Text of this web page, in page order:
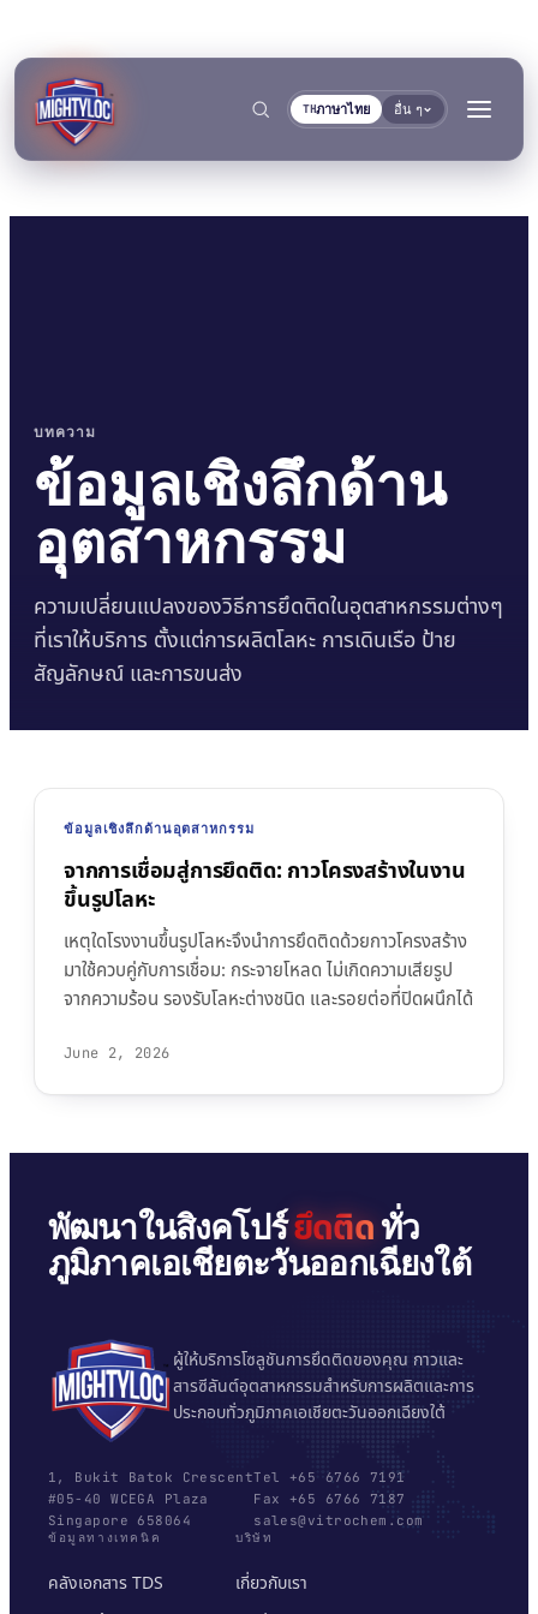
THภาษาไทย อื่น ๆ
→
การยึดติดและการบ่ม
Krystal 1000
Krystal 2000 กาวยูวี
Krystal 3000 กาวยูวี
Krystal 4000 กาวยูวี
ดูเพิ่มเติม→
การอุดและการล็อก
สารซีลแลนท์โพลียูรีเทน
Taftflex 6292
เทปโฟมอะคริลิก
AFT 1080GF เทปโฟมอะคริลิก
AFT 1120GF เทปโฟมอะคริลิก
AFT 1200GF เทปโฟมอะคริลิก
AFT 2064WF เทปโฟมอะคริลิก
ดูเพิ่มเติม→
งานก่อสร้างและผลิต
การผลิตโลหะ
งานก่อสร้าง
งาน DIY
ป้ายและสัญลักษณ์
การขนส่งและการเดินเรือ
บรรทุก
ตลาดอะไหล่ยานยนต์
การเดินเรือและเรือยอชต์
ตามประเภทพื้นผิว
เลือกตามวัสดุ
ชิ้นส่วนเกลียวโลหะ
กระจกและเซรามิก
พลาสติก (ไม่รวม
PP/PE)
วัสดุคอมโพสิตและไฟ
เอกสาร
คลังเอกสาร TDS แยกตามกลุ่ม
เอกสารข้อมูลความ
ปลอดภัย
ตามคำขอ
เครื่องมือ
เครื่องมือเลือกพื้นผิว
คู่มืออุณหภูมิการใช้งาน
TDS แยกรายผลิตภัณฑ์
บทความ
ข้อมูลเชิงลึกด้าน
อุตสาหกรรม
ความเปลี่ยนแปลงของวิธีการยึดติดในอุตสาหกรรมต่างๆ
ที่เราให้บริการ ตั้งแต่การผลิตโลหะ การเดินเรือ ป้าย
สัญลักษณ์ และการขนส่ง
ข้อมูลเชิงลึกด้านอุตสาหกรรม
จากการเชื่อมสู่การยึดติด: กาวโครงสร้างในงาน
ขึ้นรูปโลหะ
เหตุใดโรงงานขึ้นรูปโลหะจึงนำการยึดติดด้วยกาวโครงสร้าง
มาใช้ควบคู่กับการเชื่อม: กระจายโหลด ไม่เกิดความเสียรูป
จากความร้อน รองรับโลหะต่างชนิด และรอยต่อที่ปิดผนึกได้
June 2, 2026
พัฒนาในสิงคโปร์ยึดติด ทั่ว
ภูมิภาคเอเชียตะวันออกเฉียงใต้
ผู้ให้บริการโซลูชันการยึดติดของคุณ กาวและ
สารซีลันต์อุตสาหกรรมสำหรับการผลิตและการ
ประกอบทั่วภูมิภาคเอเชียตะวันออกเฉียงใต้
1, Bukit Batok Crescent
#05-40 WCEGA Plaza
Singapore 658064
Tel +65 6766 7191
Fax +65 6766 7187
sales@vitrochem.com
ข้อมูลทางเทคนิค
คลังเอกสาร TDS
บริษัท
เกี่ยวกับเรา